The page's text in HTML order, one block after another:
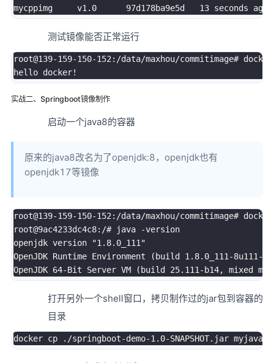
mycppimg     v1.0      97d178ba9e5d 13
测试镜像能否正常运行
root@139-159-150-152:/data/maxhou/commitimage#
hello docker!
实战二、Springboot镜像制作
启动一个java8的容器
原来的java8改名为了openjdk:8，openjdk也有
openjdk17等镜像
root@139-159-150-152:/data/maxhou/commitimage#
root@9ac4233dc4c8:/# java -version
openjdk version
"1.8.0_111"
OpenJDK Runtime Environment
(build 1.8.0_111-8u111-
OpenJDK 64-Bit Server VM (build 25.111 -b14, mixed
打开另外一个shell窗口，拷贝制作过的jar包到容器的
目录
docker cp